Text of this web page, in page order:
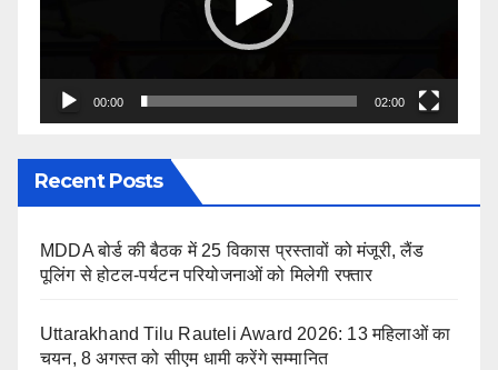
00:00 02:00
Recent Posts
MDDA बोर्ड की बैठक में 25 विकास प्रस्तावों को मंजूरी, लैंड
पूलिंग से होटल-पर्यटन परियोजनाओं को मिलेगी रफ्तार
Uttarakhand Tilu Rauteli Award 2026: 13 महिलाओं का
चयन, 8 अगस्त को सीएम धामी करेंगे सम्मानित